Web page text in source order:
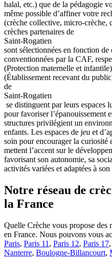
halal, etc.) que de la pédagogie
même possible d’affiner votre
(crèche collective, micro-crèche,
crèches partenaires de
Saint-Rogatien
sont sélectionnées en fonction
conventionnées par la CAF,
(Protection maternelle et
(Établissement recevant du
de
Saint-Rogatien
se distinguent par leurs espaces
pour favoriser l’épanouissement
structures privilégient un
enfants. Les espaces de jeu et
soin pour encourager la curiosité
mettent l’accent sur le
favorisant son autonomie, sa
activités variées et adaptées à son
Notre réseau de
la France
Quelle Crèche vous propose des
en France. Nous pouvons vous
Paris, Paris 11 , Paris 12, Paris 17,
Nanterre, Boulogne-Billancourt,